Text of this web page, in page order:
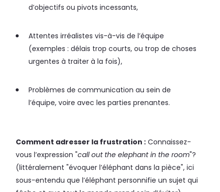
d’objectifs ou pivots incessants,
Attentes irréalistes vis-à-vis de l’équipe
(exemples : délais trop courts, ou trop de choses
urgentes à traiter à la fois),
Problèmes de communication au sein de
l’équipe, voire avec les parties prenantes.
Comment adresser la frustration : Connaissez-
vous l’expression "call out the elephant in the room"?
(littéralement "évoquer l’éléphant dans la pièce", ici
sous-entendu que l’éléphant personnifie un sujet qui